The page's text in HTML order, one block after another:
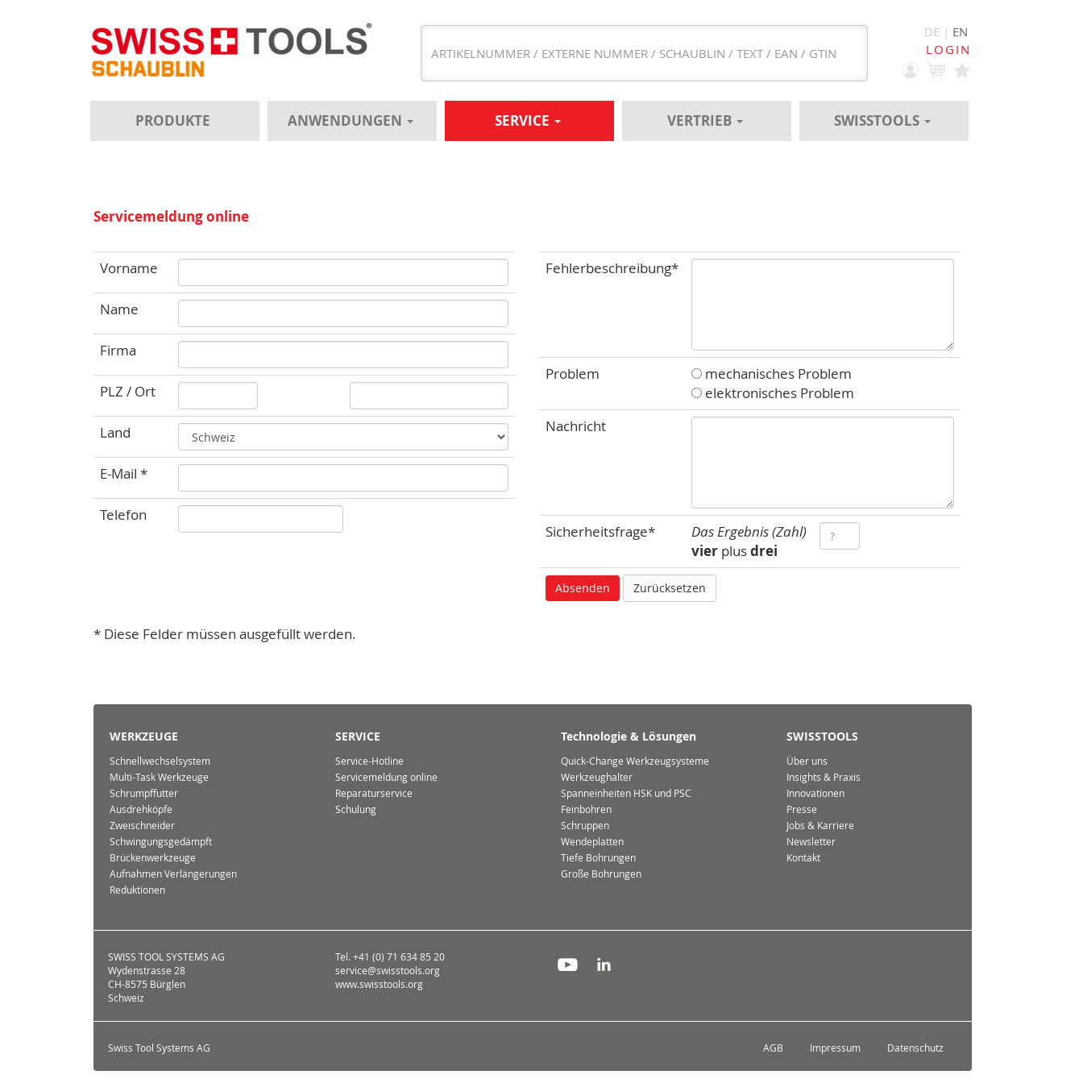
DE | EN
LOGIN
PRODUKTE ANWENDUNGEN SERVICE VERTRIEB SWISSTOOLS
Servicemeldung online
Vorname
Name
Firma
PLZ / Ort
Land
E-Mail *
Telefon
Fehlerbeschreibung*
Problem
mechanisches Problem
elektronisches Problem
Nachricht
Sicherheitsfrage*
Das Ergebnis (Zahl)
vier plusdrei
* Diese Felder müssen ausgefüllt werden.
WERKZEUGE
Schnellwechselsystem
Multi-Task Werkzeuge
Schrumpffutter
Ausdrehköpfe
Zweischneider
Schwingungsgedämpft
Brückenwerkzeuge
Aufnahmen Verlängerungen
Reduktionen
SERVICE
Service-Hotline
Servicemeldung online
Reparaturservice
Schulung
Technologie & Lösungen
Quick-Change Werkzeugsysteme
Werkzeughalter
Spanneinheiten HSK und PSC
Feinbohren
Schruppen
Wendeplatten
Tiefe Bohrungen
Große Bohrungen
SWISSTOOLS
Über uns
Insights & Praxis
Innovationen
Presse
Jobs & Karriere
Newsletter
Kontakt
SWISS TOOL SYSTEMS AG
Wydenstrasse 28
CH-8575 Bürglen
Schweiz
Tel. +41 (0) 71 634 85 20
service@swisstools.org
www.swisstools.org
Swiss Tool Systems AG AGB Impressum Datenschutz